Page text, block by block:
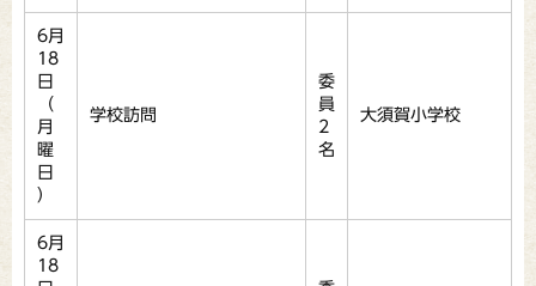
6月
18
日
（
月
曜
日
）
学校訪問
委
員
2
名
大須賀小学校
6月
18